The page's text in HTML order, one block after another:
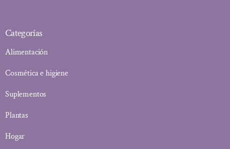
Categorías
Alimentación
Cosmética e higiene
Suplementos
Plantas
Hogar